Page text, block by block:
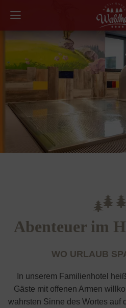
Abenteuer im
WO URLAUB
In unserem Familienhotel
Gäste mit offenen Armen
wahrsten Sinne des Wortes auf